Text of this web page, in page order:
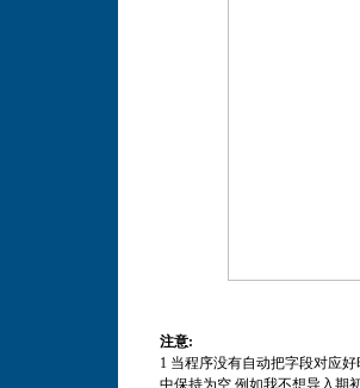
注意:
1 当程序没有自动把字段对应
中保持为空,例如我不想导入期